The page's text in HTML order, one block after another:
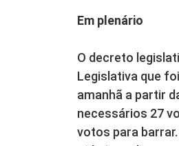
Em plenário
O decreto
Legislativa que
amanhã a partir
necessários 27
votos para